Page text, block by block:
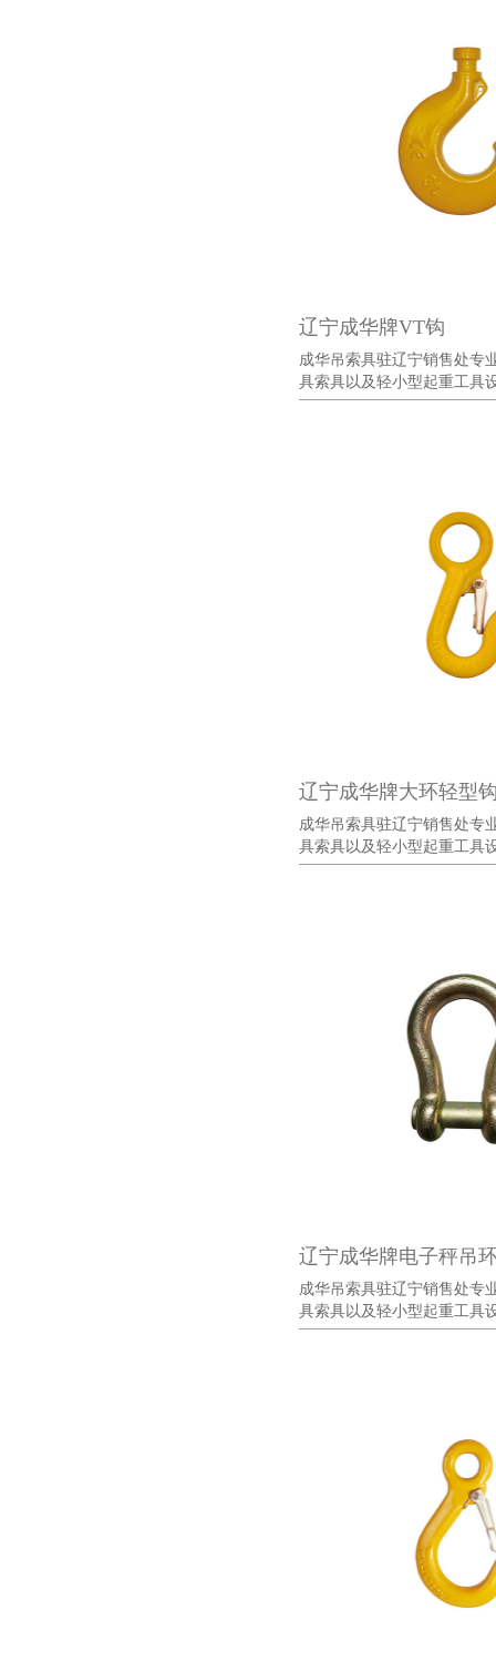
辽宁成华牌VT钩
成华吊索具驻辽宁销售处专
具索具以及轻小型起重工具
辽宁成华牌大环轻型
成华吊索具驻辽宁销售处专
具索具以及轻小型起重工具
辽宁成华牌电子秤吊
成华吊索具驻辽宁销售处专
具索具以及轻小型起重工具